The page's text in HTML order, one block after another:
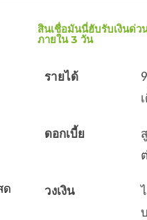
ด
สินเชื่อมันนี่ฮับรับเงินด่
ภายใน 3 วัน
รายได้
ดอกเบี้ย
วงเงิน